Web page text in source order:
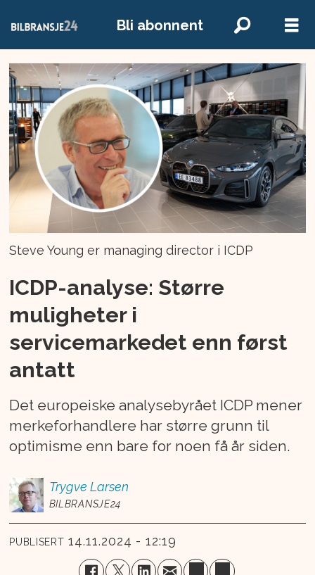
Bli abonnent
Steve Young er managing director i ICDP
ICDP-analyse: Større
muligheter i
servicemarkedet enn først
antatt
Det europeiske analysebyrået ICDP mener
merkeforhandlere har større grunn til
optimisme enn bare for noen få år siden.
Trygve Larsen
BILBRANSJE24
PUBLISERT 14.11.2024 - 12:19